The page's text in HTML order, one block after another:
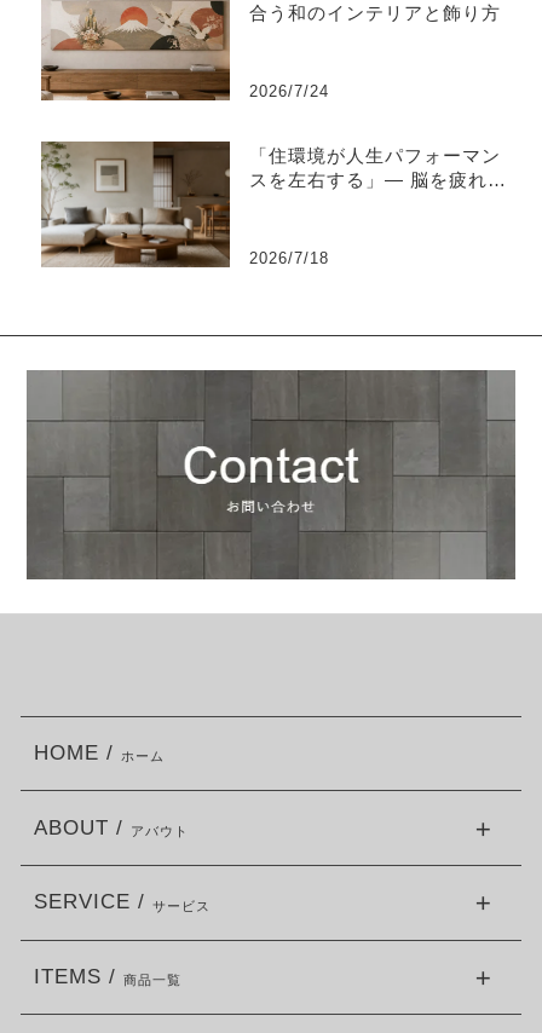
合う和のインテリアと飾り方
2026/7/24
「住環境が人生パフォーマン
スを左右する」― 脳を疲れさ
2026/7/18
HOME / ホーム
ABOUT / アバウト
SERVICE / サービス
ITEMS / 商品一覧